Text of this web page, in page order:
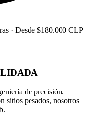
· Desde $180.000 CLP
de precisión.
sitios pesados, nosotros